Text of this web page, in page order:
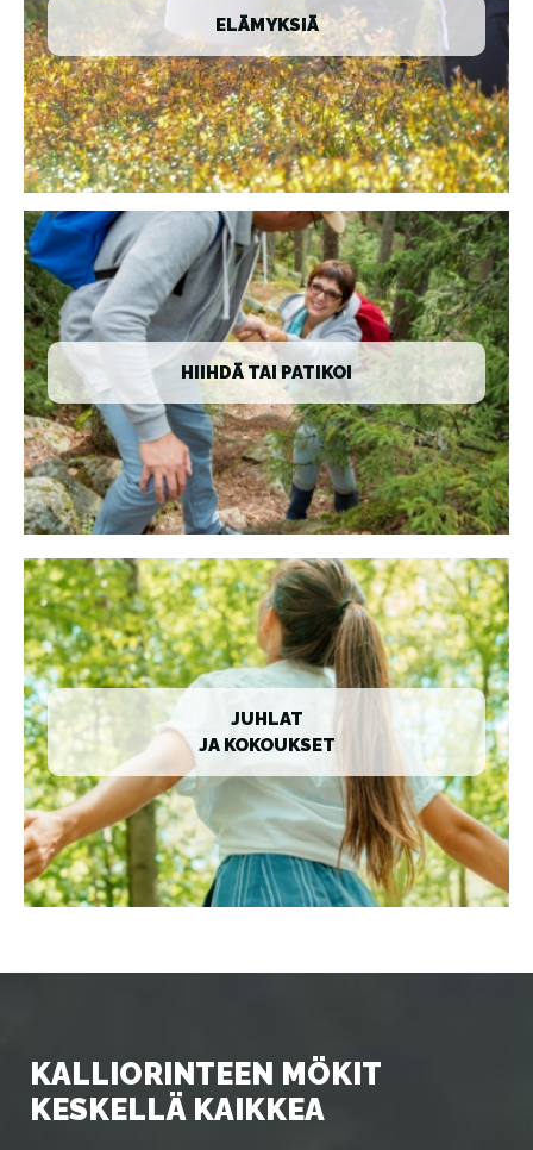
ELÄMYKSIÄ
HIIHDÄ TAI PATIKOI
JUHLAT
JA KOKOUKSET
KALLIORINTEEN MÖKIT
KESKELLÄ KAIKKEA